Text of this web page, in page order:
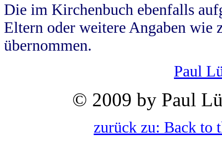
Die im Kirchenbuch ebenfalls
Eltern oder weitere Angaben wie
übernommen.
Paul
© 2009 by Paul
zurück zu: Back to